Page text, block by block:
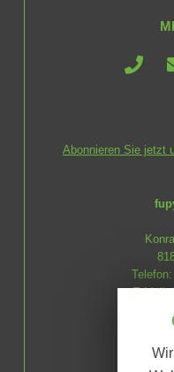
Abonnieren Sie jetzt
E-Mail:
future